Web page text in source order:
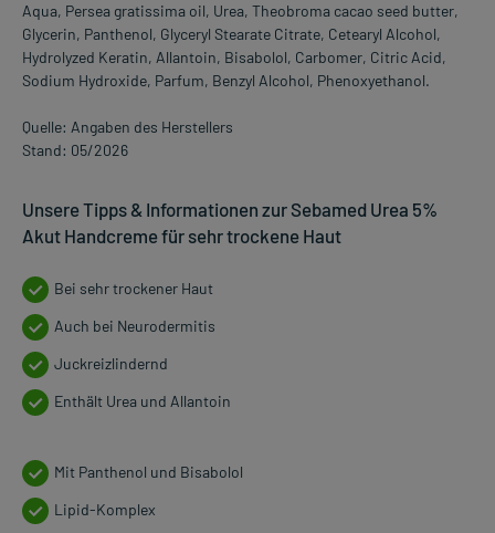
Aqua, Persea gratissima oil, Urea, Theobroma cacao seed butter,
Glycerin, Panthenol, Glyceryl Stearate Citrate, Cetearyl Alcohol,
Hydrolyzed Keratin, Allantoin, Bisabolol, Carbomer, Citric Acid,
Sodium Hydroxide, Parfum, Benzyl Alcohol, Phenoxyethanol.
Quelle: Angaben des Herstellers
Stand: 05/2026
Unsere Tipps & Informationen zur Sebamed Urea 5%
Akut Handcreme für sehr trockene Haut
Bei sehr trockener Haut
Auch bei Neurodermitis
Juckreizlindernd
Enthält Urea und Allantoin
Mit Panthenol und Bisabolol
Lipid-Komplex